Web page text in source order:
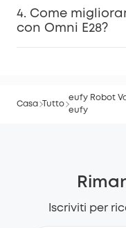
4. Come
con Omni E28?
Casa Tutto
eufy Robot
eufy
Iscriviti per